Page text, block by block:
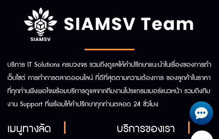
บริการ IT Solutions ครบวงจร รวมถึงดูแลให้คำปรึกษาแนะนำในเรื่องของการทำ
เว็บไซต์ การทำการตลาดออนไลน์ ที่ดีที่สุดตามความต้องการ ของลูกค้าในราคา
ที่ทุกท่านพึงพอใจพร้อมบริการดูแลจากทีมงานโปรแกรมเมอร์แนวหน้า รวมถึงทีม
งาน Support ที่พร้อมให้คำปรึกษาทุกท่านตลอด 24 ชั่วโมง
เมนูทางลัด บริการของเรา